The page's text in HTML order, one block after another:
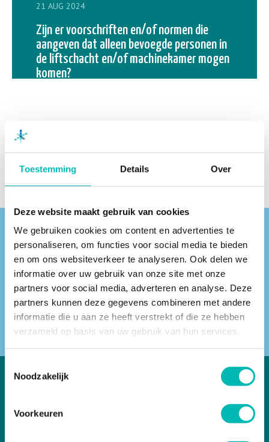
Toestemming Details Over
Deze website maakt gebruik van cookies
We gebruiken cookies om content en advertenties te
personaliseren, om functies voor social media te bieden
en om ons websiteverkeer te analyseren. Ook delen we
informatie over uw gebruik van onze site met onze
partners voor social media, adverteren en analyse. Deze
partners kunnen deze gegevens combineren met andere
informatie die u aan ze heeft verstrekt of die ze hebben
verzameld op basis van uw gebruik van hun services.
Noodzakelijk
Voorkeuren
21 AUG 2024
Zijn er voorschriften en/of normen die
aangeven dat alleen bevoegde personen in
de liftschacht en/of machinekamer mogen
komen?
Vind een VLR-vakbedrijf bij jou in de buurt
ZOEKEN